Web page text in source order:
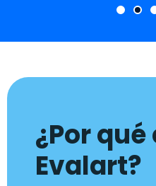
¿Por
Evalart?